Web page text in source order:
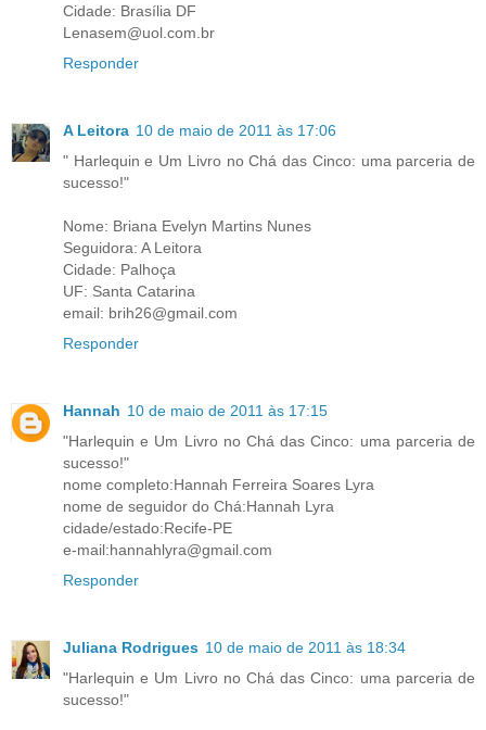
Cidade: Brasília DF
Lenasem@uol.com.br
Responder
A Leitora 10 de maio de 2011 às 17:06
" Harlequin e Um Livro no Chá das Cinco: uma parceria de
sucesso!"
Nome: Briana Evelyn Martins Nunes
Seguidora: A Leitora
Cidade: Palhoça
UF: Santa Catarina
email: brih26@gmail.com
Responder
Hannah 10 de maio de 2011 às 17:15
"Harlequin e Um Livro no Chá das Cinco: uma parceria de
sucesso!"
nome completo:Hannah Ferreira Soares Lyra
nome de seguidor do Chá:Hannah Lyra
cidade/estado:Recife-PE
e-mail:hannahlyra@gmail.com
Responder
Juliana Rodrigues 10 de maio de 2011 às 18:34
"Harlequin e Um Livro no Chá das Cinco: uma parceria de
sucesso!"